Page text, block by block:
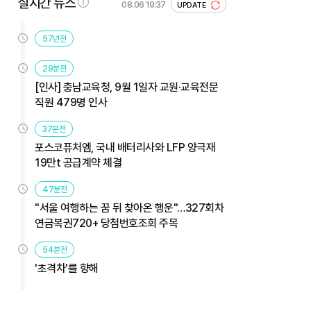
08.06 19:37 UPDATE
57년전
29분전
[인사] 충남교육청, 9월 1일자 교원·교육전문
직원 479명 인사
37분전
포스코퓨처엠, 국내 배터리사와 LFP 양극재
19만t 공급계약 체결
47분전
"서울 여행하는 꿈 뒤 찾아온 행운"…327회차
연금복권720+ 당첨번호조회 주목
54분전
'초격차'를 향해